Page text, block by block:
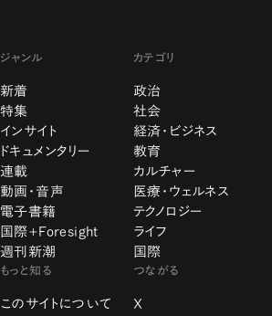
ジャンル
新着
特集
インサイト
ドキュメンタリー
連載
動画・音声
電子書籍
国際+Foresight
週刊新潮
カテゴリ
政治
社会
経済・ビジネス
教育
カルチャー
医療・ウェルネス
テクノロジー
ライフ
国際
もっと知る
このサイトについて
つながる
X